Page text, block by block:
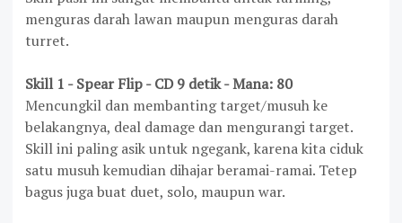
menguras darah lawan maupun menguras darah
turret.
Skill 1 - Spear Flip - CD 9 detik - Mana: 80
Mencungkil dan membanting target/musuh ke
belakangnya, deal damage dan mengurangi target.
Skill ini paling asik untuk ngegank, karena kita ciduk
satu musuh kemudian dihajar beramai-ramai. Tetep
bagus juga buat duet, solo, maupun war.